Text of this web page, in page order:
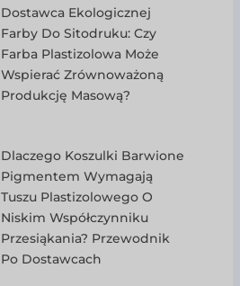
Dostawca Ekologicznej
Farby Do Sitodruku: Czy
Farba Plastizolowa Może
Wspierać Zrównoważoną
Produkcję Masową?
Dlaczego Koszulki Barwione
Pigmentem Wymagają
Tuszu Plastizolowego O
Niskim Współczynniku
Przesiąkania? Przewodnik
Po Dostawcach